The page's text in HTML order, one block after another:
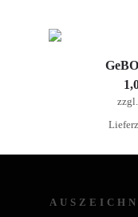
In
zzgl.